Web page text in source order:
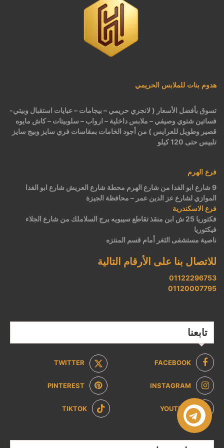
هدوم بنات للملابس الحريمي
تسوق بأفضل الأسعار ( لانجري حريمي – بيجامات – عبايات استقبال وبيتي-
فساتين شتوي وصيفي – ملابس داخلية – ارواب – سلوبيتات – كاش مايوه
قصير وطويل للعرايس ) من أجود الخامات بمقاسات فري سايز وبيج سايز
تلبيس حتى 120 كيلو
فرع الهرم
9 شارع ابو الفدا من شارع الهرم محطة شارع العريش شارع ابو الفدا
الموازي لشارع عز الدين عمر – محافظة الجيزة
فرع الاسكندرية
فكتوريا 25 ش ابن منقذ تقاطع سيبويه برج السلاملك من شارع الجلاء
فيكتوريا
ناصية مستشفى الثغر أمام قسم المنتزه
للاتصال بنا على الأرقام التالية
01122296753
01120007795
تابعنا
FACEBOOK
TWITTER
INSTAGRAM
PINTEREST
YOUTUBE
TIKTOK